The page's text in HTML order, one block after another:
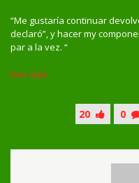
“Me gustaría continuar
declaró”, y hacer my
par a la vez. “
leer más
20 0